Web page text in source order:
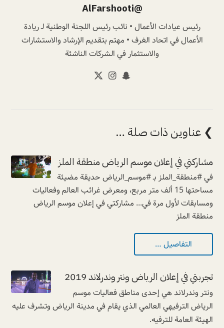
@AlFarshooti
رئيس عيادات الأعمال • نائب رئيس اللجنة الوطنية لـ ريادة
الأعمال في اتحاد الغرف • مهتم بتقديم الإرشاد والاستشارات
والاستثمار في الشركات الناشئة
❯ عناوين ذات صلة …
مشاركتي في إعلان موسم الرياض منطقة الملز
في #منطقة_الملز بـ #موسم_الرياض حديقة مضيئة
مساحتها 15 ألف متر مربع، ومعرض غرائب العالم وفعاليات
ومسابقات لأول مرة في... مشاركتي في إعلان موسم الرياض
منطقة الملز
التفاصيل …
تجربتي في إعلان الرياض ونتر وندرلاند 2019
ونتر وندرلاند هي إحدى مناطق فعاليات موسم
الرياض الترفيهي العالمي الذي يقام في مدينة الرياض وتشرف عليه
الهيئة العامة للترفيه.